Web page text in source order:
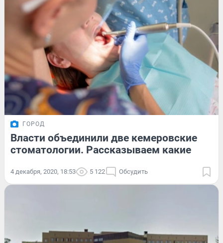
ГОРОД
Власти объединили две кемеровские
стоматологии. Рассказываем какие
4 декабря, 2020, 18:53 5 122 Обсудить